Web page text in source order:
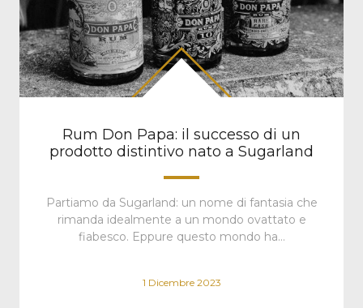
Rum Don Papa: il successo di un
prodotto distintivo nato a Sugarland
Partiamo da Sugarland: un nome di fantasia che
rimanda idealmente a un mondo ovattato e
fiabesco. Eppure questo mondo ha…
1 Dicembre 2023